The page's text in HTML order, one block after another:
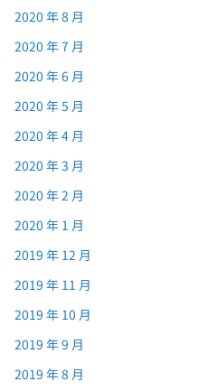
2020 年 8 月
2020 年 7 月
2020 年 6 月
2020 年 5 月
2020 年 4 月
2020 年 3 月
2020 年 2 月
2020 年 1 月
2019 年 12 月
2019 年 11 月
2019 年 10 月
2019 年 9 月
2019 年 8 月